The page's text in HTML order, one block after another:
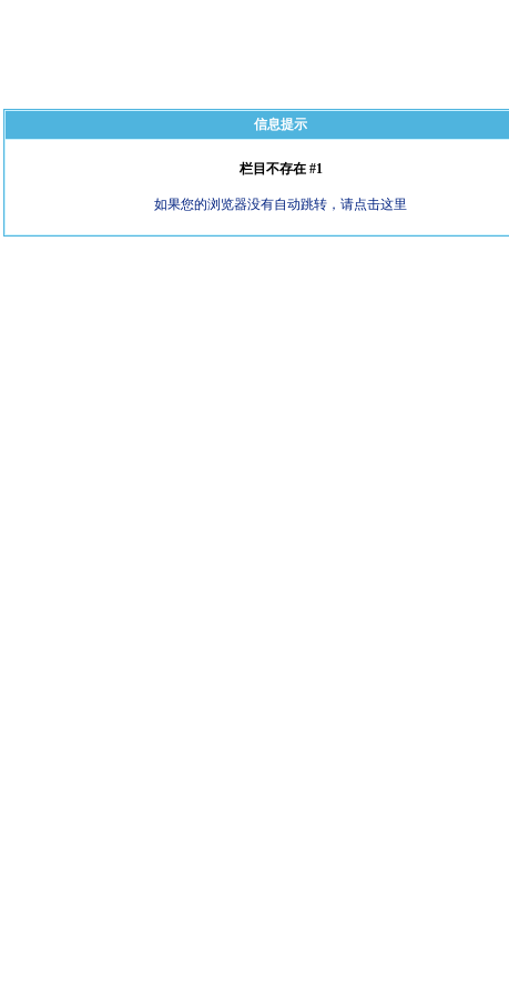
信息提示
栏目不存在 #1
如果您的浏览器没有自动跳转，请点击这里